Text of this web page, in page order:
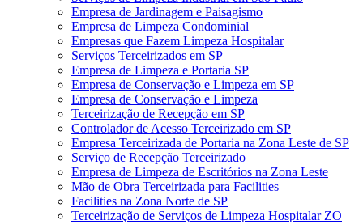
Empresa de Jardinagem e Paisagismo
Empresa de Limpeza Condominial
Empresas que Fazem Limpeza Hospitalar
Serviços Terceirizados em SP
Empresa de Limpeza e Portaria SP
Empresa de Conservação e Limpeza em SP
Empresa de Conservação e Limpeza
Terceirização de Recepção em SP
Controlador de Acesso Terceirizado em SP
Empresa Terceirizada de Portaria na Zona Leste de SP
Serviço de Recepção Terceirizado
Empresa de Limpeza de Escritórios na Zona Leste
Mão de Obra Terceirizada para Facilities
Facilities na Zona Norte de SP
Terceirização de Serviços de Limpeza Hospitalar ZO